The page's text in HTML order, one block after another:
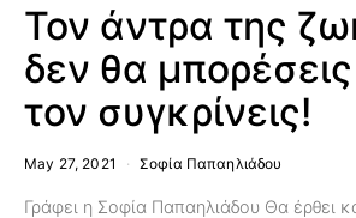
Τον άντρα της
δεν θα
τον συγκρίνεις!
May 27, 2021 Σοφία Παπαηλιάδου
Γράφει η Σοφία Παπαηλιάδου Θα έρθει